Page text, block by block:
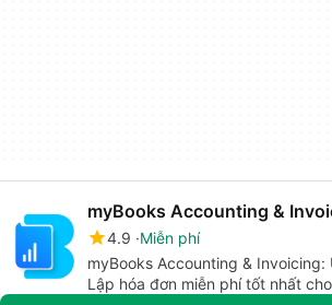
myBooks Accounting &
4.9 Miễn phí
myBooks Accounting & Invoicing:
Lập hóa đơn miễn phí tốt nhất